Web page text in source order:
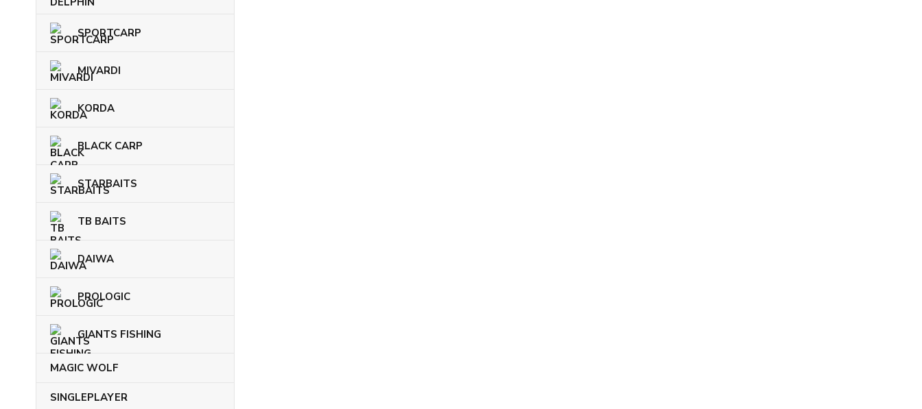
SPORTCARP
MIVARDI
KORDA
BLACK CARP
STARBAITS
TB BAITS
DAIWA
PROLOGIC
GIANTS FISHING
MAGIC WOLF
SINGLEPLAYER